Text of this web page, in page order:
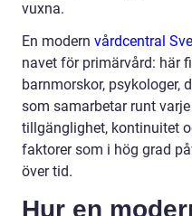
vuxna.
En modern vårdcentral
navet för primärvård: här
barnmorskor, psykologer,
som samarbetar runt
tillgänglighet, kontinuitet
faktorer som i hög grad
över tid.
Hur en